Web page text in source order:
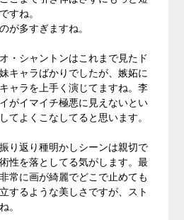
すね。
が多すぎますね。
・シャントンはこれまで見たド
キャラばかりでしたが、嫉妬に
ャラを上手く演じてますね。李
がイマイチ極悪に見えないとい
てよくこなしてると思います。
り返り種明かしシーンは親切で
性を落としてる気がします。最
常に画が綺麗でどこで止めても
するような美しさですが、スト
。